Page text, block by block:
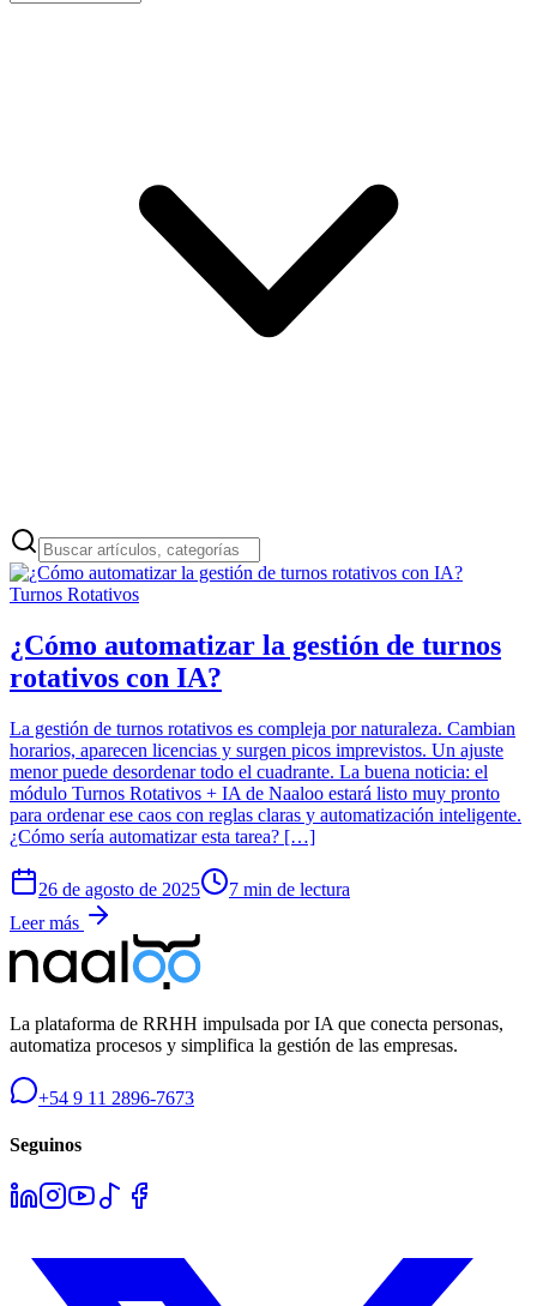
Turnos Rotativos
¿Cómo automatizar la gestión de turnos
rotativos con IA?
La gestión de turnos rotativos es compleja por naturaleza. Cambian
horarios, aparecen licencias y surgen picos imprevistos. Un ajuste
menor puede desordenar todo el cuadrante. La buena noticia: el
módulo Turnos Rotativos + IA de Naaloo estará listo muy pronto
para ordenar ese caos con reglas claras y automatización inteligente.
¿Cómo sería automatizar esta tarea? […]
26 de agosto de 2025
7 min de lectura
Leer más
La plataforma de RRHH impulsada por IA que conecta personas,
automatiza procesos y simplifica la gestión de las empresas.
+54 9 11 2896-7673
Seguinos